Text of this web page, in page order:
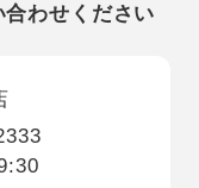
わせください